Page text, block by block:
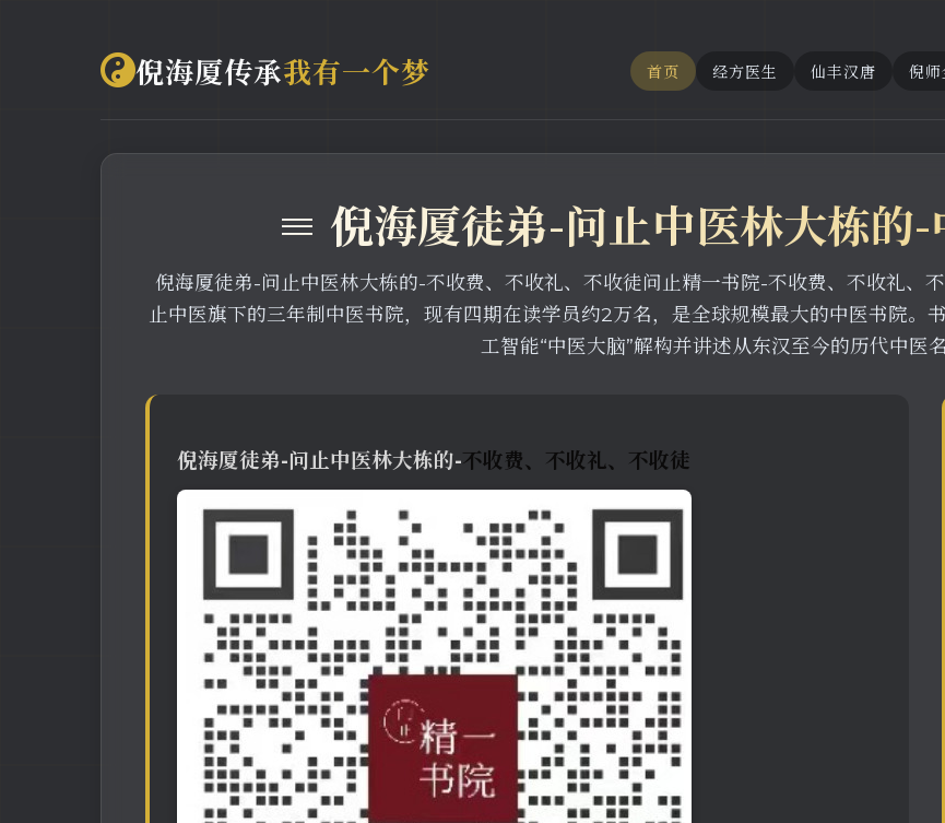
倪海厦传承我有一个梦 首页 经方医生 仙丰汉唐 倪师
≡ 倪海厦徒弟-问止中医林大栋的-
倪海厦徒弟-问止中医林大栋的-不收费、不收礼、不收徒问止精一书院-不收费、不收礼、
止中医旗下的三年制中医书院，现有四期在读学员约2万名，是全球规模最大的中医书院。
工智能“中医大脑”解构并讲述从东汉至今的历代中医
倪海厦徒弟-问止中医林大栋的-不收费、不收礼、不收徒